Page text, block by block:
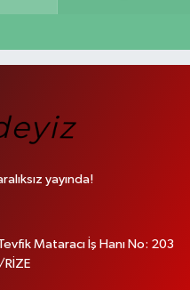
yayında!
Mataracı İş Hanı No: 203